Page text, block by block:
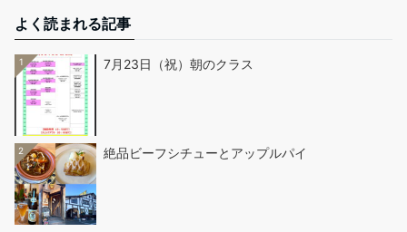
よく読まれる記事
1 7月23日（祝）朝のクラス
2 絶品ビーフシチューとアップルパイ